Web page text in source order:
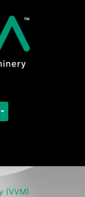
(VVM)